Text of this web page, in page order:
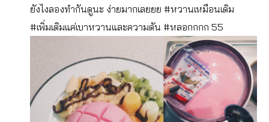
ยังไงลองทำกันดูนะ ง่ายมากเลยยย #หวานเหมือนเดิม
#เพิ่มเติมแค่เบาหวานและความดัน #หลอกกกก 55